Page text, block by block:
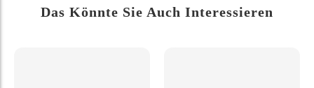
Das Könnte Sie Auch Interessieren